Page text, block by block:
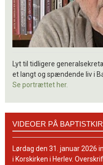
Lyt til tidligere
et langt og spændende liv i
Se portrættet her.
BaptistKirkens
YouTube-
kanal
VIDEOER PÅ
Lørdag den 31. januar 2026
i Korskirken i Herlev.